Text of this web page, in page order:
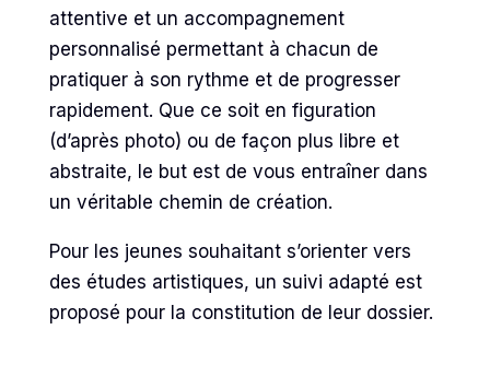
attentive et un accompagnement
personnalisé permettant à chacun de
pratiquer à son rythme et de progresser
rapidement. Que ce soit en figuration
(d’après photo) ou de façon plus libre et
abstraite, le but est de vous entraîner dans
un véritable chemin de création.
Pour les jeunes souhaitant s’orienter vers
des études artistiques, un suivi adapté est
proposé pour la constitution de leur dossier.